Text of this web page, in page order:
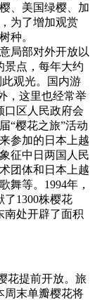
、美国绿樱、加
为了增加观赏
种。
局部对外开放以
景点，每年大约
观光。国内游
，这里也经常举
口区人民政府会
“樱花之旅”活动
参加的日本上越
征中日两国人民
团体和日本上越
舞等。1994年，
了1300株樱花
南处开辟了面积
花提前开放。旅
周末单瓣樱花将